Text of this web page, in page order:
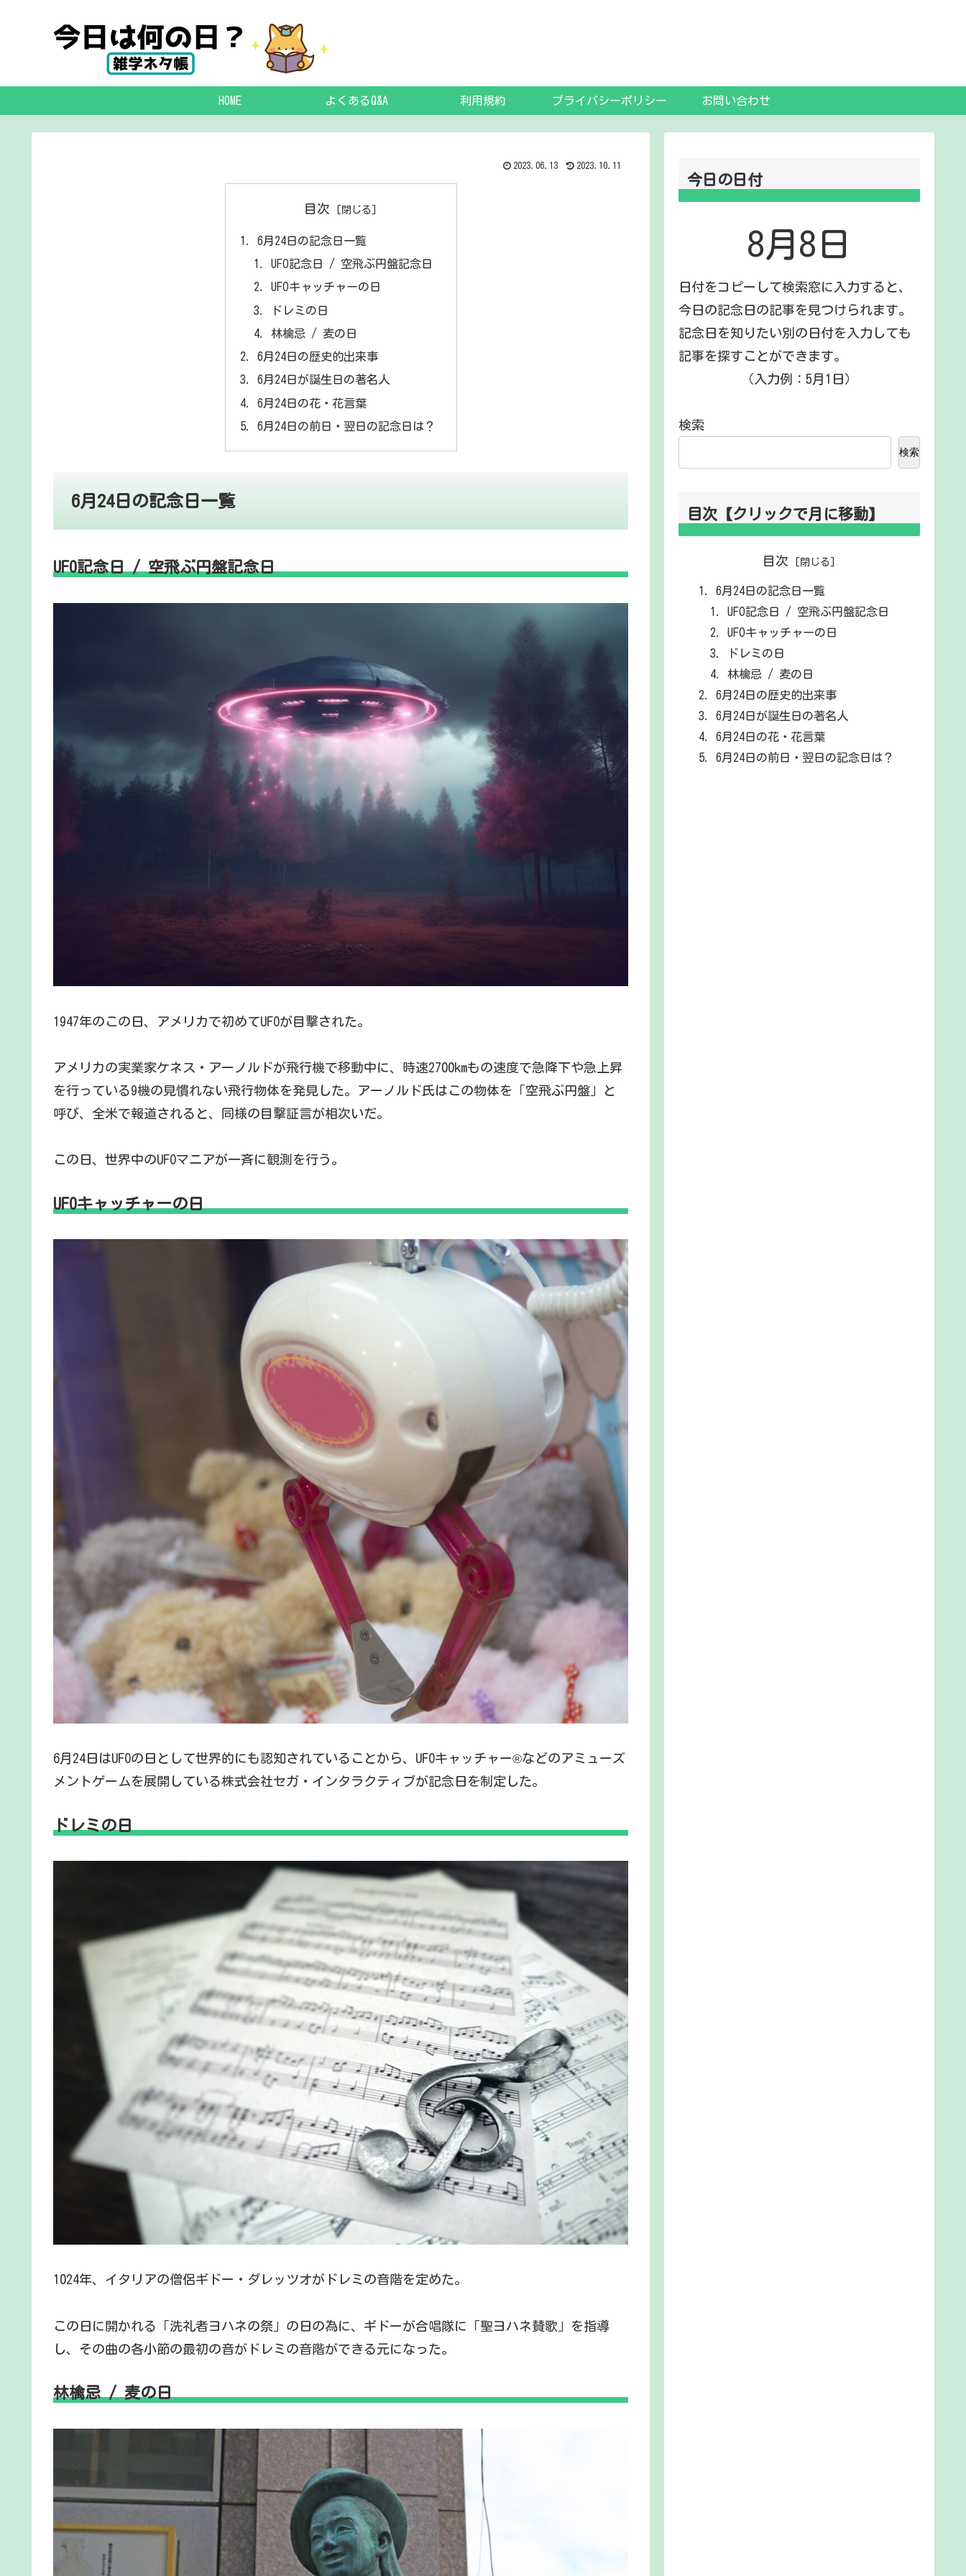
HOME よくあるQ&A 利用規約 プライバシーポリシー お問い合わせ
2023.06.13 2023.10.11
目次
6月24日の記念日一覧
UFO記念日 / 空飛ぶ円盤記念日
UFOキャッチャーの日
ドレミの日
林檎忌 / 麦の日
6月24日の歴史的出来事
6月24日が誕生日の著名人
6月24日の花・花言葉
6月24日の前日・翌日の記念日は？
6月24日の記念日一覧
UFO記念日 / 空飛ぶ円盤記念日
1947年のこの日、アメリカで初めてUFOが目撃された。
アメリカの実業家ケネス・アーノルドが飛行機で移動中に、時速2700kmもの速度で急降下や急上昇
を行っている9機の見慣れない飛行物体を発見した。アーノルド氏はこの物体を「空飛ぶ円盤」と
呼び、全米で報道されると、同様の目撃証言が相次いだ。
この日、世界中のUFOマニアが一斉に観測を行う。
UFOキャッチャーの日
6月24日はUFOの日として世界的にも認知されていることから、UFOキャッチャー®などのアミューズ
メントゲームを展開している株式会社セガ・インタラクティブが記念日を制定した。
ドレミの日
1024年、イタリアの僧侶ギドー・ダレッツオがドレミの音階を定めた。
この日に開かれる「洗礼者ヨハネの祭」の日の為に、ギドーが合唱隊に「聖ヨハネ賛歌」を指導
し、その曲の各小節の最初の音がドレミの音階ができる元になった。
林檎忌 / 麦の日
今日の日付
8月8日
日付をコピーして検索窓に入力すると、
今日の記念日の記事を見つけられます。
記念日を知りたい別の日付を入力しても
記事を探すことができます。
（入力例：5月1日）
検索
検索
目次【クリックで月に移動】
目次
6月24日の記念日一覧
UFO記念日 / 空飛ぶ円盤記念日
UFOキャッチャーの日
ドレミの日
林檎忌 / 麦の日
6月24日の歴史的出来事
6月24日が誕生日の著名人
6月24日の花・花言葉
6月24日の前日・翌日の記念日は？